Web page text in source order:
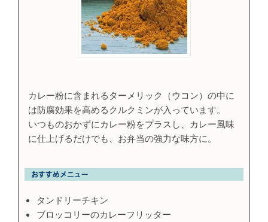
カレー粉に含まれるターメリック（ウコン）の中に
は防腐効果を高めるクルクミンが入っています。
いつものおかずにカレー粉をプラスし、カレー風味
に仕上げるだけでも、お弁当の強力な味方に。
タンドリーチキン
ブロッコリーのカレーフリッター